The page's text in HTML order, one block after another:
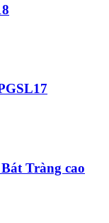
Tràng cao